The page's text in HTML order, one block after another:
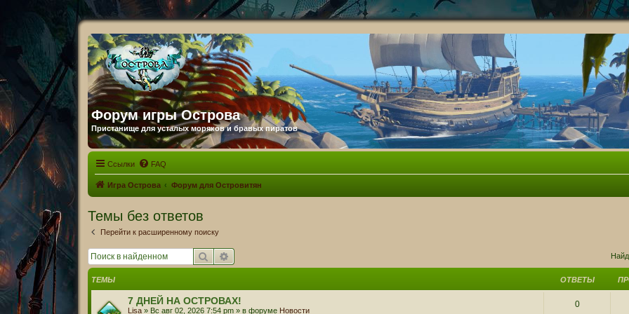
Форум игры Острова
Пристанище для усталых моряков и бравых пиратов
Ссылки FAQ
Игра Острова Форум для Островитян
Темы без ответов
Перейти к расширенному поиску
Поиск
ТЕМЫ ОТВЕТЫ
7 ДНЕЙ НА ОСТРОВАХ!
Lisa» Вс авг 02, 2026 7:54 pm » в форуме Новости
0